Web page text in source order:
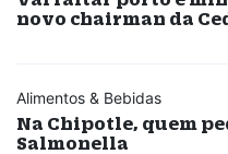
novo chairman da
Alimentos & Bebidas
Na Chipotle, quem
Salmonella